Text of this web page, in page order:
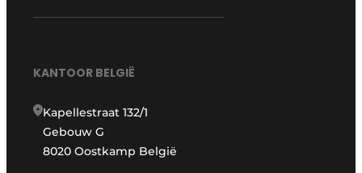
KANTOOR BELGIË
Kapellestraat 132/1
Gebouw G
8020 Oostkamp België